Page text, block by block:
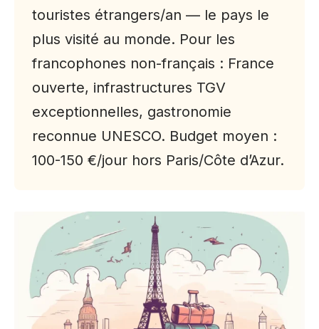
touristes étrangers/an — le pays le
plus visité au monde. Pour les
francophones non-français : France
ouverte, infrastructures TGV
exceptionnelles, gastronomie
reconnue UNESCO. Budget moyen :
100-150 €/jour hors Paris/Côte d’Azur.